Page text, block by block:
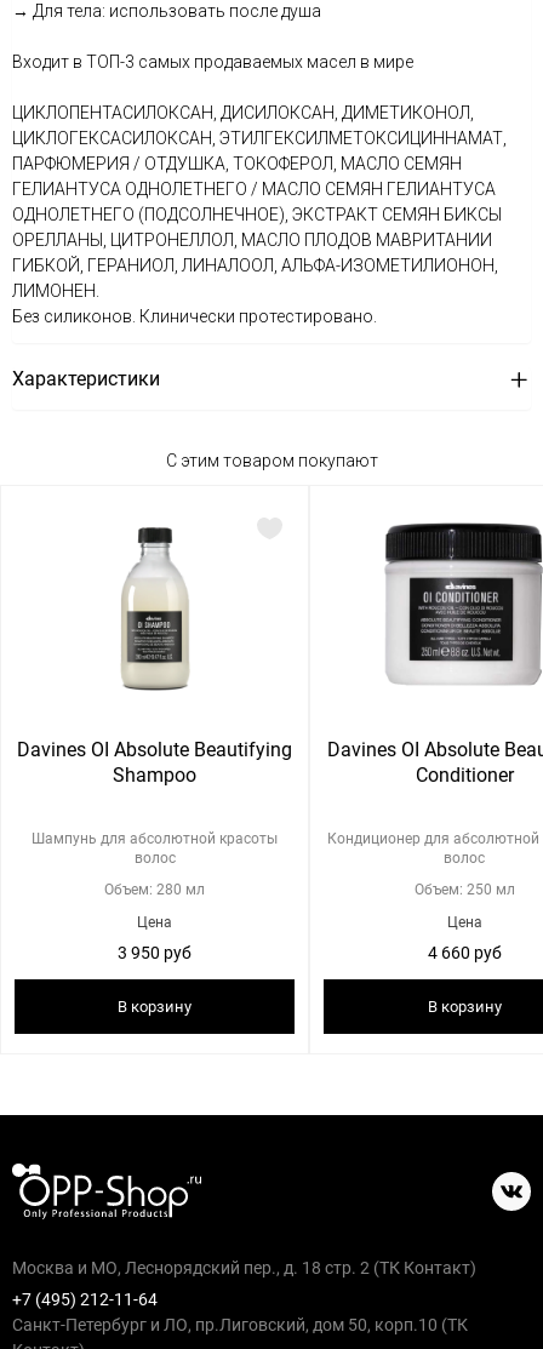
→ Для тела: использовать после душа
Входит в ТОП-3 самых продаваемых масел в мире
ЦИКЛОПЕНТАСИЛОКСАН, ДИСИЛОКСАН, ДИМЕТИКОНОЛ,
ЦИКЛОГЕКСАСИЛОКСАН, ЭТИЛГЕКСИЛМЕТОКСИЦИННАМАТ,
ПАРФЮМЕРИЯ / ОТДУШКА, ТОКОФЕРОЛ, МАСЛО СЕМЯН
ГЕЛИАНТУСА ОДНОЛЕТНЕГО / МАСЛО СЕМЯН ГЕЛИАНТУСА
ОДНОЛЕТНЕГО (ПОДСОЛНЕЧНОЕ), ЭКСТРАКТ СЕМЯН БИКСЫ
ОРЕЛЛАНЫ, ЦИТРОНЕЛЛОЛ, МАСЛО ПЛОДОВ МАВРИТАНИИ
ГИБКОЙ, ГЕРАНИОЛ, ЛИНАЛООЛ, АЛЬФА-ИЗОМЕТИЛИОНОН,
ЛИМОНЕН.
Без силиконов. Клинически протестировано.
Характеристики
С этим товаром покупают
Davines OI Absolute Beautifying
Shampoo
Шампунь для абсолютной красоты
волос
Объем: 280 мл
Цена
3 950 руб
В корзину
Davines OI Absolute
Conditioner
Кондиционер для абсолютной
волос
Объем: 250 мл
Цена
4 660 руб
В корзину
Москва и МО, Леснорядский пер., д. 18 стр. 2 (ТК Контакт)
+7 (495) 212-11-64
Санкт-Петербург и ЛО, пр.Лиговский, дом 50, корп.10 (ТК